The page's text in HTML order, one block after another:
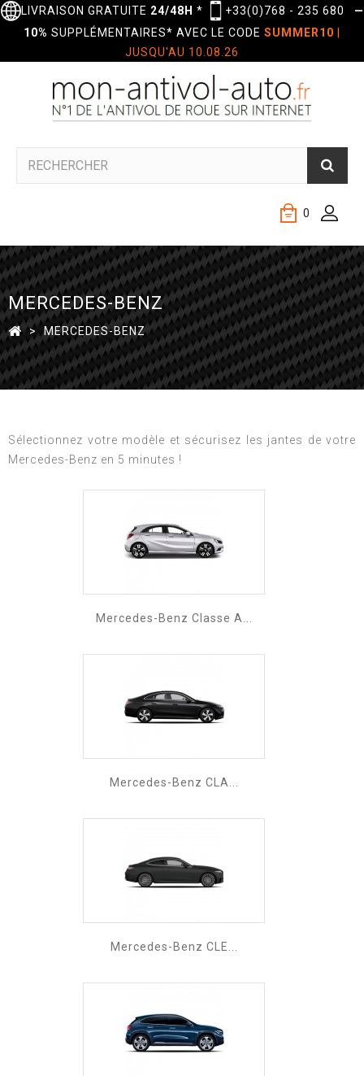
LIVRAISON GRATUITE 24/48H * +33(0)768 - 235 680
—
10% SUPPLÉMENTAIRES* AVEC LE CODE SUMMER10
JUSQU'AU 10.08.26
0
MERCEDES-BENZ
> MERCEDES-BENZ
Sélectionnez votre modèle et sécurisez les jantes de votre
Mercedes-Benz en 5 minutes !
Mercedes-Benz Classe A...
Mercedes-Benz CLA...
Mercedes-Benz CLE...